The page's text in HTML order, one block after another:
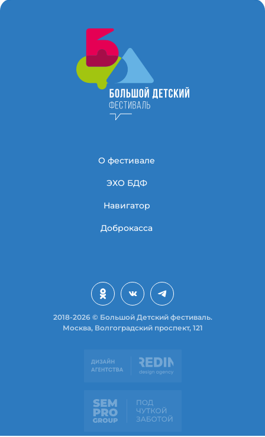
О фестивале
ЭХО БДФ
Навигатор
Доброкасса
2018-2026 © Большой Детский фестиваль.
Москва, Волгоградский проспект, 121